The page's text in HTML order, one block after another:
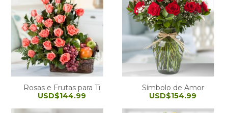
Rosas e Frutas para Ti
USD$144.99
Símbolo de Amor
USD$154.99